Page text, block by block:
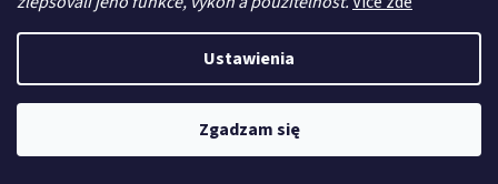
Ustawienia
Zgadzam się